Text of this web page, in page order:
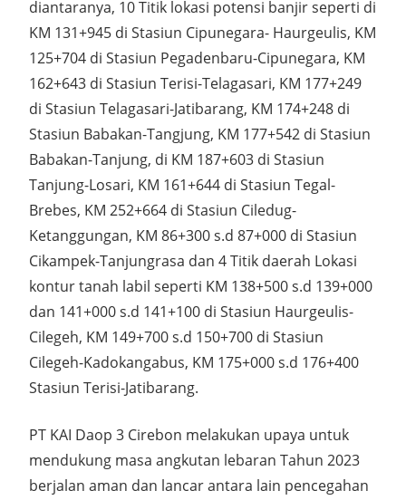
diantaranya, 10 Titik lokasi potensi banjir seperti di
KM 131+945 di Stasiun Cipunegara- Haurgeulis, KM
125+704 di Stasiun Pegadenbaru-Cipunegara, KM
162+643 di Stasiun Terisi-Telagasari, KM 177+249
di Stasiun Telagasari-Jatibarang, KM 174+248 di
Stasiun Babakan-Tangjung, KM 177+542 di Stasiun
Babakan-Tanjung, di KM 187+603 di Stasiun
Tanjung-Losari, KM 161+644 di Stasiun Tegal-
Brebes, KM 252+664 di Stasiun Ciledug-
Ketanggungan, KM 86+300 s.d 87+000 di Stasiun
Cikampek-Tanjungrasa dan 4 Titik daerah Lokasi
kontur tanah labil seperti KM 138+500 s.d 139+000
dan 141+000 s.d 141+100 di Stasiun Haurgeulis-
Cilegeh, KM 149+700 s.d 150+700 di Stasiun
Cilegeh-Kadokangabus, KM 175+000 s.d 176+400
Stasiun Terisi-Jatibarang.
PT KAI Daop 3 Cirebon melakukan upaya untuk
mendukung masa angkutan lebaran Tahun 2023
berjalan aman dan lancar antara lain pencegahan